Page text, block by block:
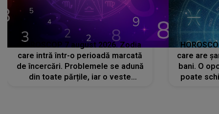
HOROSCOP 7 august 2026. Zodia
care intră într-o perioadă marcată
de încercări. Problemele se adună
din toate părțile, iar o veste
care are
bani. O
poate